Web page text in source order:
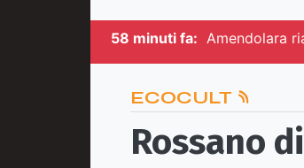
58 minuti fa: Amendolara
ECOCULT
Rossano